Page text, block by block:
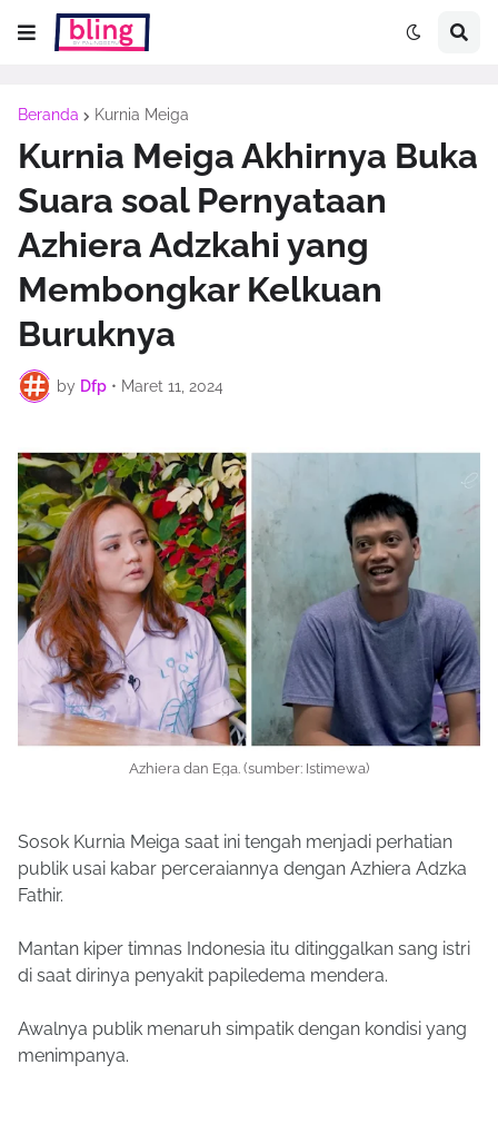
Beranda Kurnia Meiga
Kurnia Meiga Akhirnya Buka
Suara soal Pernyataan
Azhiera Adzkahi yang
Membongkar Kelkuan
Buruknya
by Dfp • Maret 11, 2024
Azhiera dan Ega. (sumber: Istimewa)
Sosok Kurnia Meiga saat ini tengah menjadi perhatian
publik usai kabar perceraiannya dengan Azhiera Adzka
Fathir.
Mantan kiper timnas Indonesia itu ditinggalkan sang istri
di saat dirinya penyakit papiledema mendera.
Awalnya publik menaruh simpatik dengan kondisi yang
menimpanya.